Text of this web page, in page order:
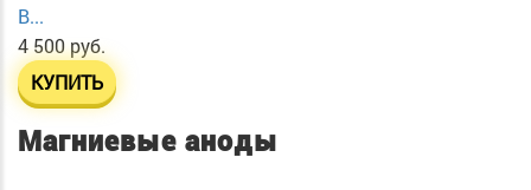
B...
4 500 руб.
КУПИТЬ
Магниевые аноды